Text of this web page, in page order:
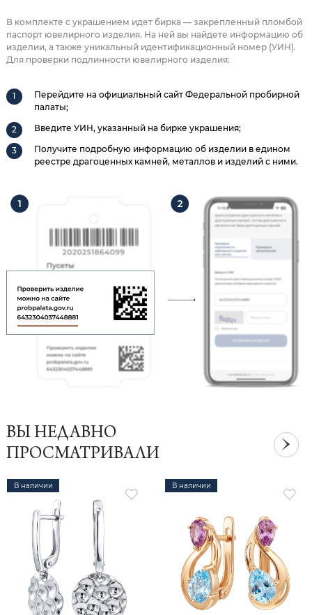
В комплекте с украшением идет бирка — закрепленный пломбой
паспорт ювелирного изделия. На ней вы найдете информацию об
изделии, а также уникальный идентификационный номер (УИН).
Для проверки подлинности ювелирного изделия:
Перейдите на официальный сайт Федеральной пробирной
палаты;
Введите УИН, указанный на бирке украшения;
Получите подробную информацию об изделии в едином
реестре драгоценных камней, металлов и изделий с ними.
ВЫ НЕДАВНО
ПРОСМАТРИВАЛИ
В наличии В наличии